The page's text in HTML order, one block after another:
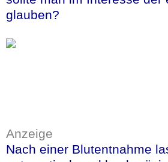
glauben?
Anzeige
Nach einer Blutentnahme